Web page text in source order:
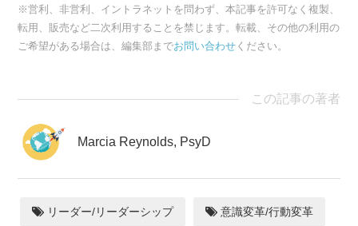
※営利、非営利、イントラネットを問わず、本記事を許可なく複製、
転用、販売など二次利用することを禁じます。転載、その他の利用の
ご希望がある場合は、編集部までお問い合わせ ください。
この記事の著者
Marcia Reynolds, PsyD
リーダー/リーダーシップ 意識変革/行動変革